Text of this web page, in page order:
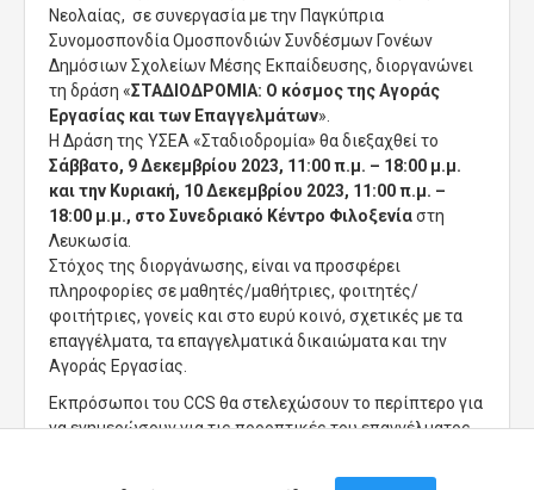
Νεολαίας, σε συνεργασία με την Παγκύπρια
Συνομοσπονδία Ομοσπονδιών Συνδέσμων Γονέων
Δημόσιων Σχολείων Μέσης Εκπαίδευσης, διοργανώνει
τη δράση «ΣΤΑΔΙΟΔΡΟΜΙΑ: Ο κόσμος της Αγοράς
Εργασίας και των Επαγγελμάτων».
Η Δράση της ΥΣΕΑ «Σταδιοδρομία» θα διεξαχθεί το
Σάββατο, 9 Δεκεμβρίου 2023, 11:00 π.μ. – 18:00 μ.μ.
και την Κυριακή, 10 Δεκεμβρίου 2023, 11:00 π.μ. –
18:00 μ.μ., στο Συνεδριακό Κέντρο Φιλοξενίαστη
Λευκωσία.
Στόχος της διοργάνωσης, είναι να προσφέρει
πληροφορίες σε μαθητές/μαθήτριες, φοιτητές/
φοιτήτριες, γονείς και στο ευρύ κοινό, σχετικές με τα
επαγγέλματα, τα επαγγελματικά δικαιώματα και την
Αγοράς Εργασίας.
Εκπρόσωποι του CCS θα στελεχώσουν το περίπτερο για
να ενημερώσουν για τις προοπτικές του επαγγέλματος